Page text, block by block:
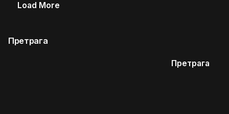
Претрага
Претрага
Load More